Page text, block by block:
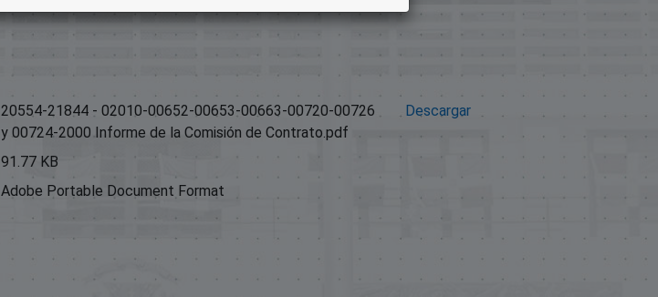
20554-21844 - 02010-00652-00653-00663-00720-00726
y 00724-2000 Informe de la Comisión de Contrato.pdf
91.77 KB
Adobe Portable Document Format
Descargar